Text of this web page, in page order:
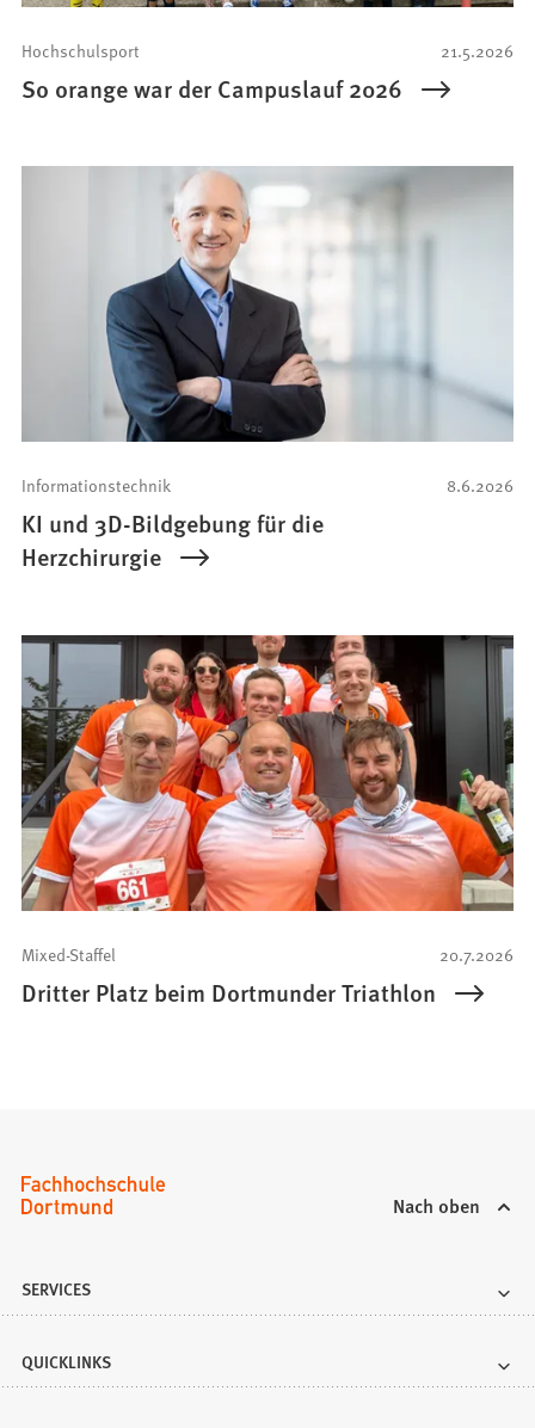
21.5.2026
Hochschulsport
So orange war der Campuslauf 2026
8.6.2026
Informationstechnik
KI und 3D-Bildgebung für die
Herzchirurgie
20.7.2026
Mixed-Staffel
Dritter Platz beim Dortmunder Triathlon
Nach oben
SERVICES
QUICKLINKS